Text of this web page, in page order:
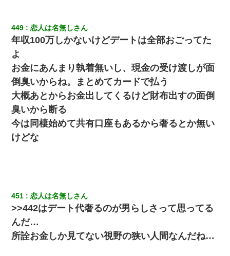
嫁の妹（26歳）がずっとウチに泊まりに来た結果→俺がヤバイｗ
ｗｗｗｗｗｗｗ
中途採用のAが部長から呼び出された。Aはヘラヘラと部屋に入っ
ていき、1時間後に号泣しながら出てきて…
妻と同居し始めたときから、よく妻が「どこかで音漏れしてな
い？音楽聞こえる」と言っていて…
三年働いてたパートを突然クビになった。しかし元職場の主要取
引先のトップが母方の叔父だったので…
隣の部屋の住民の母親、オートロックを突破してマンションに入
449 恋人は名無しさん
年収100万しかないけどデートは全部おごってた
よ
お金にあんまり執着無いし、現金の受け渡しが面
倒臭いからね。まとめてカードで払う
大概あとからお金出してくるけど財布出すの面倒
臭いから断る
今は同棲始めて共有口座もあるから奢るとか無い
けどな
451 恋人は名無しさん
>>442はデート代奢るのが男らしさって思ってる
んだ…
所詮お金しか見てない視野の狭い人間なんだね…